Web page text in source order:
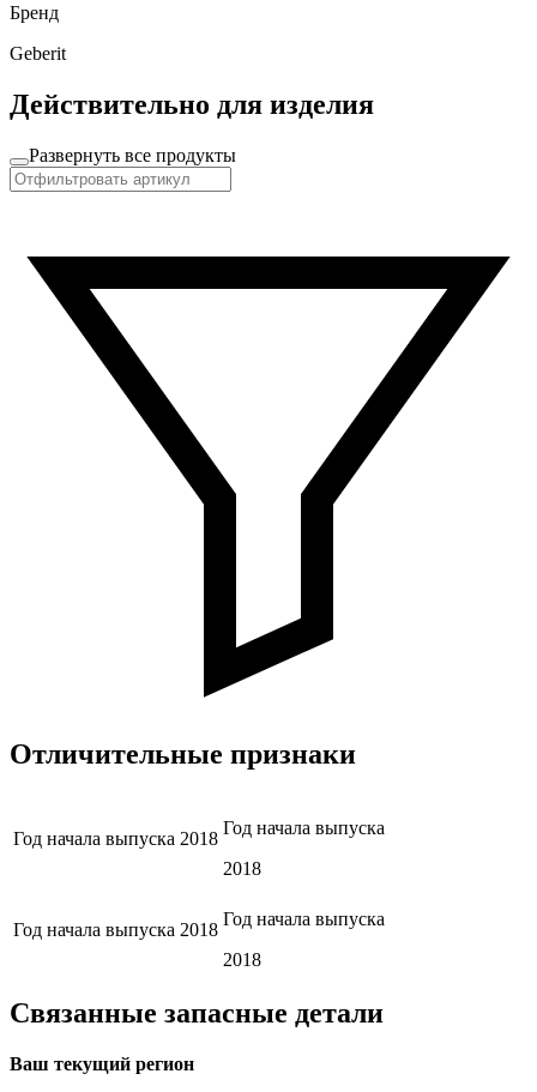
Бренд
Geberit
Действительно для изделия
Развернуть все продукты
Отличительные признаки
Год начала выпуска 2018
Год начала выпуска
2018
Год начала выпуска 2018
Год начала выпуска
2018
Связанные запасные детали
Ваш текущий регион